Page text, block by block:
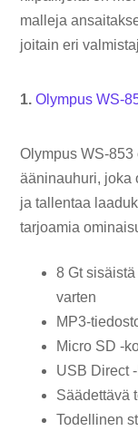
malleja
joitain eri
1.Olympus WS-
Olympus WS-
ääninauhuri, joka
ja tallentaa
tarjoamia
8 Gt
varten
MP3-
Micro SD -
USB Direct
Säädettävä
Todellinen